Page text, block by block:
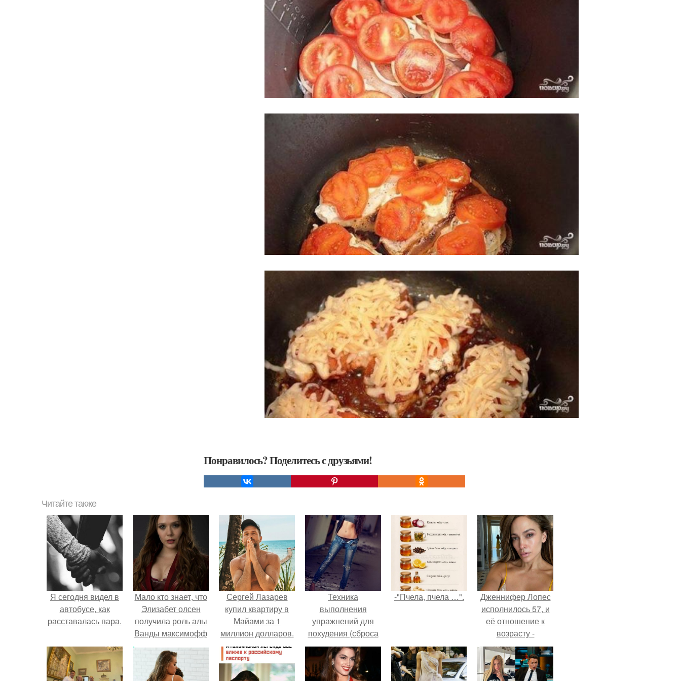
Понравилось? Поделитесь с друзьями!
Читайте также
Я сегодня видел в
автобусе, как
расставалась пара.
Мало кто знает, что
Элизабет олсен
получила роль алы
Ванды максимофф
не сразу.
Сергей Лазарев
купил квартиру в
Майами за 1
миллион долларов.
Техника
выполнения
упражнений для
похудения (сброса
веса) живота, боков
и низа спины.
-"Пчела, пчела …".
Дженнифер Лопес
исполнилось 57, и
её отношение к
возрасту -
настоящий
манифест
уверенности: "не